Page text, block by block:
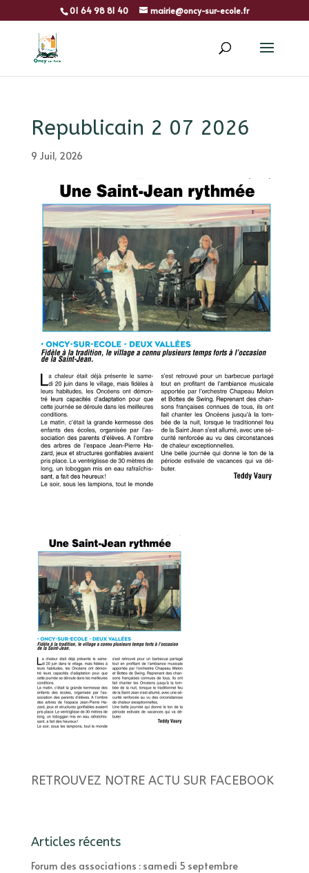
01 64 98 81 40 mairie@oncy-sur-ecole.fr
Republicain 2 07 2026
9 Juil, 2026
RETROUVEZ NOTRE ACTU SUR FACEBOOK
Articles récents
Forum des associations : samedi 5 septembre